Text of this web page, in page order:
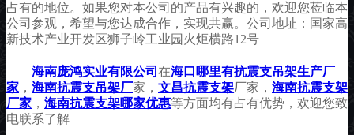
占有的地位。如果您对本公司的产品有兴趣的，欢迎您莅临本
公司参观，希望与您达成合作，实现共赢。公司地址：国家高
新技术产业开发区狮子岭工业园火炬横路12号
海南庞鸿实业有限公司 在海口哪里有抗震支吊架生产厂
家 ， 海南抗震支吊架厂家， 文昌抗震支架厂家， 海南抗震支架
厂家 ， 海南抗震支架哪家优惠等方面均有占有优势，欢迎您致
电联系了解